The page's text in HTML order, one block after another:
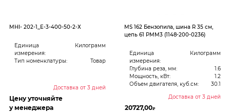
MHI- 202-1_Е-3-400-50-2-Х
Единица
измерения:
Килограмм
Тип номенклатуры: Товар
Доставка от 3 дней
Цену уточняйте
у менеджера
MS 162 Бензопила, шина R 35 см,
цепь 61 PMM3 (1148-200-0236)
Единица
измерения:
Килограмм
Глубина реза, мм:
1.6
Мощность, кВт:
1.2
Объем двигателя, куб.см:
30.1
Доставка от 3 дней
20727,00₽